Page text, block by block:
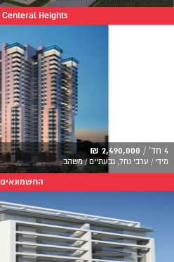
Centeral Heights - שלב ב'
4 חד' / 2,490,000 ₪
מידי / ערבי נחל, גבעתיים / משהב
החשמונאים 18